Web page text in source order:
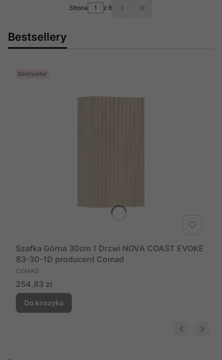
10ST.1S2-9090
Strona z 6 Przejdź do ostatniej
Bestsellery
Bestseller
Szafka Górna 30cm 1 Drzwi NOVA COAST EVOKE
83-30-1D producent Comad
PRODUCENT
COMAD
Cena
254,83 zł
Do koszyka